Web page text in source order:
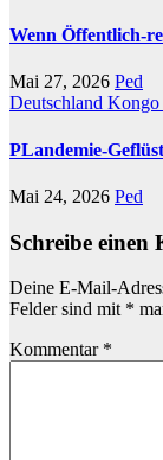
Wenn Öffentlich-
Mai 27, 2026 Ped
Deutschland Kongo
PLandemie-
Mai 24, 2026 Ped
Schreibe einen
Deine E-Mail-
Felder sind mit *
Kommentar *